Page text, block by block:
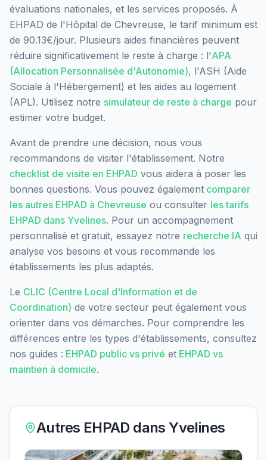
évaluations nationales, et les services proposés. À
EHPAD de l'Hôpital de Chevreuse, le tarif minimum est
de 90.13€/jour. Plusieurs aides financières peuvent
réduire significativement le reste à charge : l'APA
(Allocation Personnalisée d'Autonomie), l'ASH (Aide
Sociale à l'Hébergement) et les aides au logement
(APL). Utilisez notre simulateur de reste à charge pour
estimer votre budget.
Avant de prendre une décision, nous vous
recommandons de visiter l'établissement. Notre
checklist de visite en EHPAD vous aidera à poser les
bonnes questions. Vous pouvez également comparer
les autres EHPAD à Chevreuse ou consulter les tarifs
EHPAD dans Yvelines. Pour un accompagnement
personnalisé et gratuit, essayez notre recherche IA qui
analyse vos besoins et vous recommande les
établissements les plus adaptés.
Le CLIC (Centre Local d'Information et de
Coordination) de votre secteur peut également vous
orienter dans vos démarches. Pour comprendre les
différences entre les types d'établissements, consultez
nos guides : EHPAD public vs privé et EHPAD vs
maintien à domicile.
Autres EHPAD dansYvelines